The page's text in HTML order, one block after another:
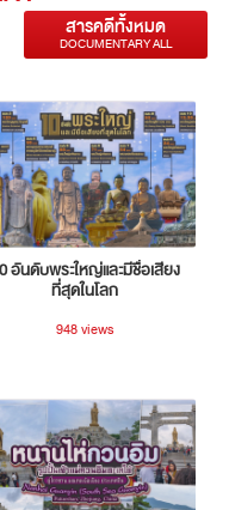
สารคดีทั้งหมด
DOCUMENTARY ALL
อันดับพระใหญ่และมีชื่อเสียง
ที่สุดในโลก
948 views